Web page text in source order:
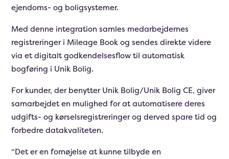
ejendoms- og boligsystemer.
Med denne integration samles medarbejdernes
registreringer i Mileage Book og sendes direkte videre
via et digitalt godkendelsesflow til automatisk
bogføring i Unik Bolig.
For kunder, der benytter Unik Bolig/Unik Bolig CE, giver
samarbejdet en mulighed for at automatisere deres
udgifts- og kørselsregistreringer og derved spare tid og
forbedre datakvaliteten.
“Det er en fornøjelse at kunne tilbyde en